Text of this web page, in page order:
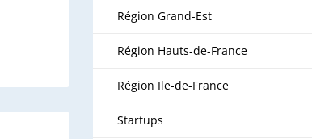
Région Grand-Est
Région Hauts-de-France
Région Ile-de-France
Startups